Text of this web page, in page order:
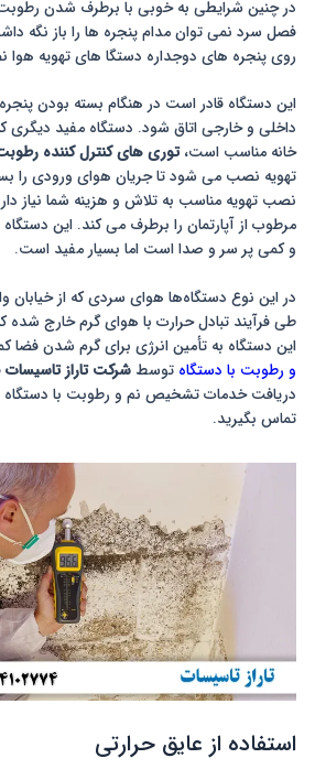
در چنین شرایطی به خوبی با برطرف شدن
فصل سرد نمی توان مدام پنجره ها را باز نگه
روی پنجره های دوجداره دستگا های تهویه هوا
این دستگاه قادر است در هنگام بسته بودن
داخلی و خارجی اتاق شود. دستگاه مفید دیگری
خانه مناسب است،توری های کنترل کننده
تهویه نصب می شود تا جریان هوای ورودی را
نصب تهویه مناسب به تلاش و هزینه شما نیاز
مرطوب از آپارتمان را برطرف می کند. این دستگاه
و کمی پر سر و صدا است اما بسیار مفید است.
در این نوع دستگاه‌ها هوای سردی که از خیابان
طی فرآیند تبادل حرارت با هوای گرم خارج شده
این دستگاه به تأمین انرژی برای گرم شدن
و رطوبت با دستگاه توسطشرکت تاراز تاسیسات
دریافت خدمات تشخیص نم و رطوبت با دستگاه
تماس بگیرید.
استفاده از عایق حرارتی